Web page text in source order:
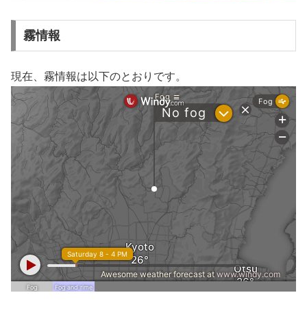
霧情報
現在、霧情報は以下のとおりです。